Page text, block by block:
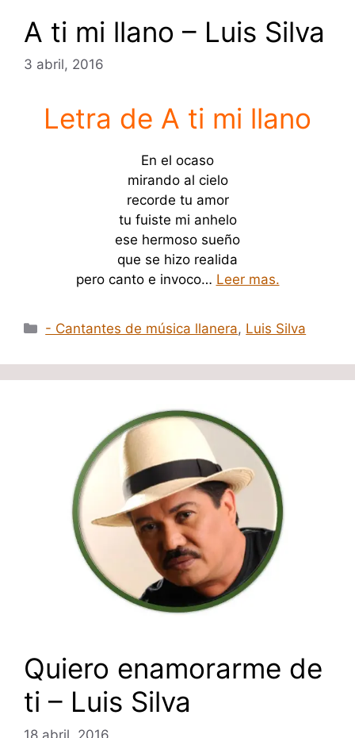
A ti mi llano – Luis Silva
3 abril, 2016
Letra de A ti mi llano
En el ocaso
mirando al cielo
recorde tu amor
tu fuiste mi anhelo
ese hermoso sueño
que se hizo realida
pero canto e invoco… Leer mas.
Categorías
- Cantantes de música llanera, Luis Silva
Quiero enamorarme de
ti – Luis Silva
18 abril, 2016